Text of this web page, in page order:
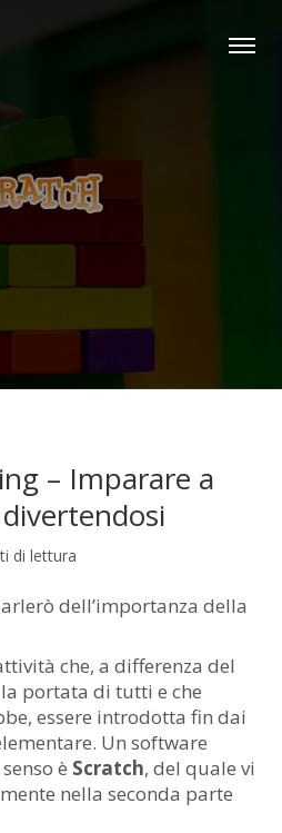
– Imparare a
di lettura
dell’importanza della
che, a differenza del
portata di tutti e che
essere introdotta fin dai
Un software
è Scratch, del quale vi
nella seconda parte